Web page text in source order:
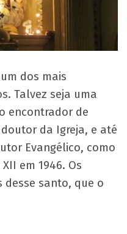
dos mais
Talvez seja uma
encontrador de
da Igreja, e até
Evangélico, como
em 1946. Os
santo, que o